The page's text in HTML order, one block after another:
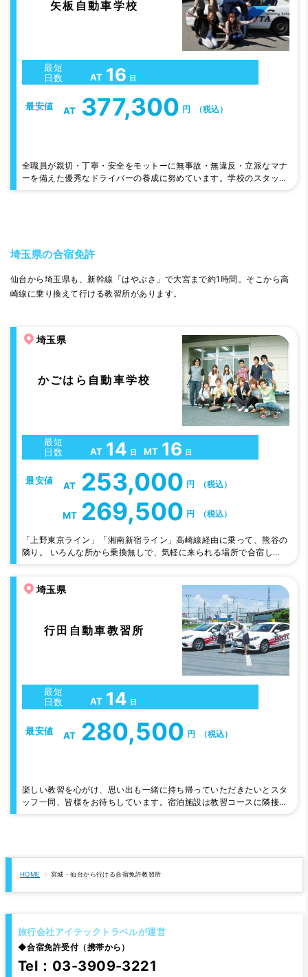
矢板自動車学校
最短
日数
AT 16 日
最安値 AT 377,300 円 （税込）
全職員が親切・丁寧・安全をモットーに無事故・無違反・立派なマナ
ーを備えた優秀なドライバーの養成に努めています。学校のスタッフ
埼玉県の合宿免許
仙台から埼玉県も、新幹線「はやぶさ」で大宮まで約1時間。そこから高
崎線に乗り換えて行ける教習所があります。
埼玉県
かごはら自動車学校
最短
日数
AT 14 日 MT 16 日
最安値 AT 253,000 円 （税込）
MT 269,500 円 （税込）
「上野東京ライン」「湘南新宿ライン」高崎線経由に乗って、熊谷の
隣り。 いろんな所から乗換無しで、気軽に来られる場所で合宿しち
トパーク「GiGO」も。時間の使い方の幅もいろいろ広がるかも。関
東近県からの近場で快適な合宿免許はいかが？ 【合宿担当・指導員
埼玉県
行田自動車教習所
最短
日数
AT 14 日
最安値 AT 280,500 円 （税込）
楽しい教習を心がけ、思い出も一緒に持ち帰っていただきたいとスタ
ッフ一同、皆様をお待ちしています。宿泊施設は教習コースに隣接し
HOME 宮城・仙台から行ける合宿免許教習所
旅行会社アイテックトラベルが運営
◆合宿免許受付（携帯から）
Tel：03-3909-3221